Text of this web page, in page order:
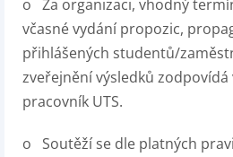
o Za organizaci, vhodný
včasné vydání propozic,
přihlášených studentů/
zveřejnění výsledků
pracovník UTS.
o Soutěží se dle platných